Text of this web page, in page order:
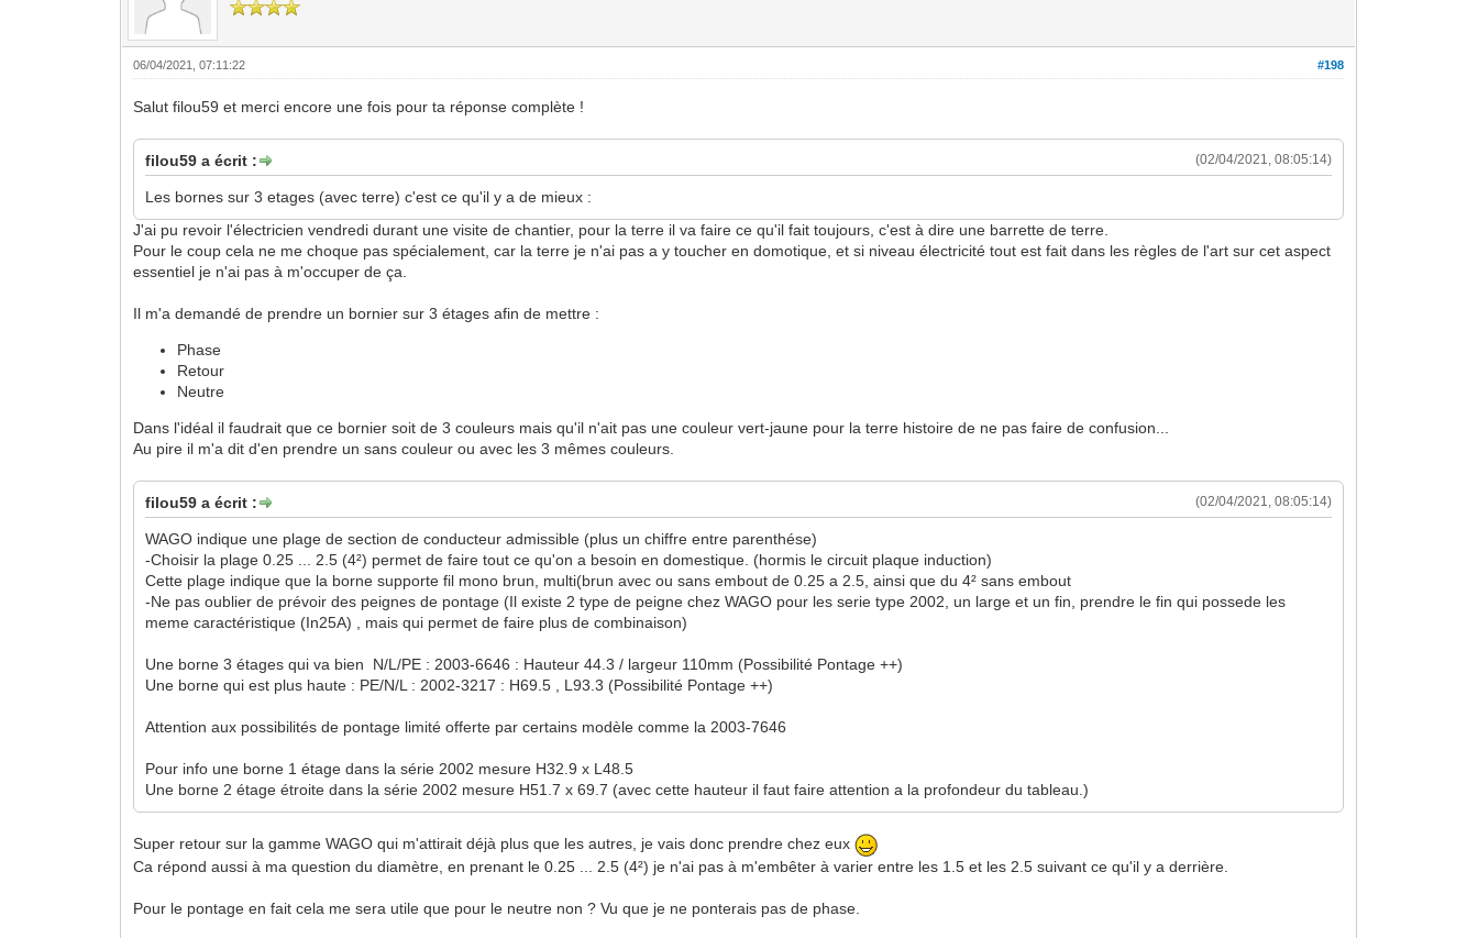
#198
06/04/2021, 07:11:22
Salut filou59 et merci encore une fois pour ta réponse complète !
(02/04/2021, 08:05:14)
filou59 a écrit :
Les bornes sur 3 etages (avec terre) c'est ce qu'il y a de mieux :
J'ai pu revoir l'électricien vendredi durant une visite de chantier, pour la terre il va faire ce qu'il fait toujours, c'est à dire une barrette de terre.
Pour le coup cela ne me choque pas spécialement, car la terre je n'ai pas a y toucher en domotique, et si niveau électricité tout est fait dans les règles de l'art sur cet aspect
essentiel je n'ai pas à m'occuper de ça.
Il m'a demandé de prendre un bornier sur 3 étages afin de mettre :
Phase
Retour
Neutre
Dans l'idéal il faudrait que ce bornier soit de 3 couleurs mais qu'il n'ait pas une couleur vert-jaune pour la terre histoire de ne pas faire de confusion...
Au pire il m'a dit d'en prendre un sans couleur ou avec les 3 mêmes couleurs.
(02/04/2021, 08:05:14)
filou59 a écrit :
WAGO indique une plage de section de conducteur admissible (plus un chiffre entre parenthése)
-Choisir la plage 0.25 ... 2.5 (4²) permet de faire tout ce qu'on a besoin en domestique. (hormis le circuit plaque induction)
Cette plage indique que la borne supporte fil mono brun, multi(brun avec ou sans embout de 0.25 a 2.5, ainsi que du 4² sans embout
-Ne pas oublier de prévoir des peignes de pontage (Il existe 2 type de peigne chez WAGO pour les serie type 2002, un large et un fin, prendre le fin qui possede les
meme caractéristique (In25A) , mais qui permet de faire plus de combinaison)
Une borne 3 étages qui va bien N/L/PE : 2003-6646 : Hauteur 44.3 / largeur 110mm (Possibilité Pontage ++)
Une borne qui est plus haute : PE/N/L : 2002-3217 : H69.5 , L93.3 (Possibilité Pontage ++)
Attention aux possibilités de pontage limité offerte par certains modèle comme la 2003-7646
Pour info une borne 1 étage dans la série 2002 mesure H32.9 x L48.5
Une borne 2 étage étroite dans la série 2002 mesure H51.7 x 69.7 (avec cette hauteur il faut faire attention a la profondeur du tableau.)
Super retour sur la gamme WAGO qui m'attirait déjà plus que les autres, je vais donc prendre chez eux
Ca répond aussi à ma question du diamètre, en prenant le 0.25 ... 2.5 (4²) je n'ai pas à m'embêter à varier entre les 1.5 et les 2.5 suivant ce qu'il y a derrière.
Pour le pontage en fait cela me sera utile que pour le neutre non ? Vu que je ne ponterais pas de phase.